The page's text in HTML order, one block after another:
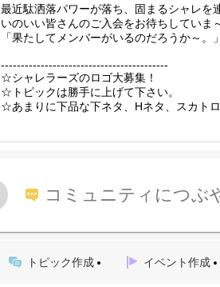
最近駄洒落パワーが落ち、固まるシャレを
いのいい皆さんのご入会をお待ちしていま
「果たしてメンバーがいるのだろうか～。」
------------------------------------------
☆シャレラーズのロゴ大募集！
☆トピックは勝手に上げて下さい。
☆あまりに下品な下ネタ、Hネタ、スカト
コミュニティにつぶ
トピック作成 イベント作成